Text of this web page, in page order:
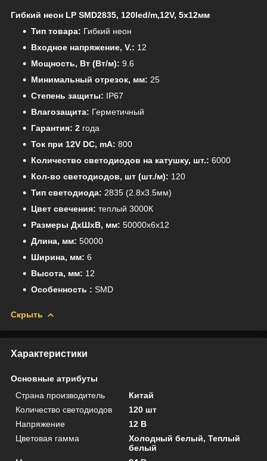
Гибкий неон LP SMD2835, 120led/m,12V, 5х12мм
Тип товара: Гибкий неон
Входное напряжение, V.: 12
Мощность, Вт (Вт/м): 9.6
Минимальный отрезок, мм: 25
Степень защиты: IP67
Влагозащита: Герметичный
Гарантия: 2 года
Ток при 12V DC, mA: 800
Количество светодиодов на катушку, шт.: 6000
Кол-во светодиодов, шт (шт./м): 120
Тип светодиода: 2835 (2.8x3.5мм)
Цвет свечения: теплый 3000К
Размеры ДхШхВ, мм: 50000х6х12
Длина, мм: 50000
Ширина, мм: 6
Высота, мм: 12
Особенность : SMD
Скрыть
Характеристики
Основные атрибуты
Страна производитель
Китай
Количество светодиодов
120 шт
Напряжение
12 В
Цветовая гамма
Холодный белый, Теплый
белый